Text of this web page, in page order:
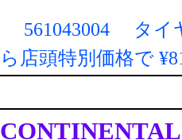
561043004 タイ
ら店頭特別価格で